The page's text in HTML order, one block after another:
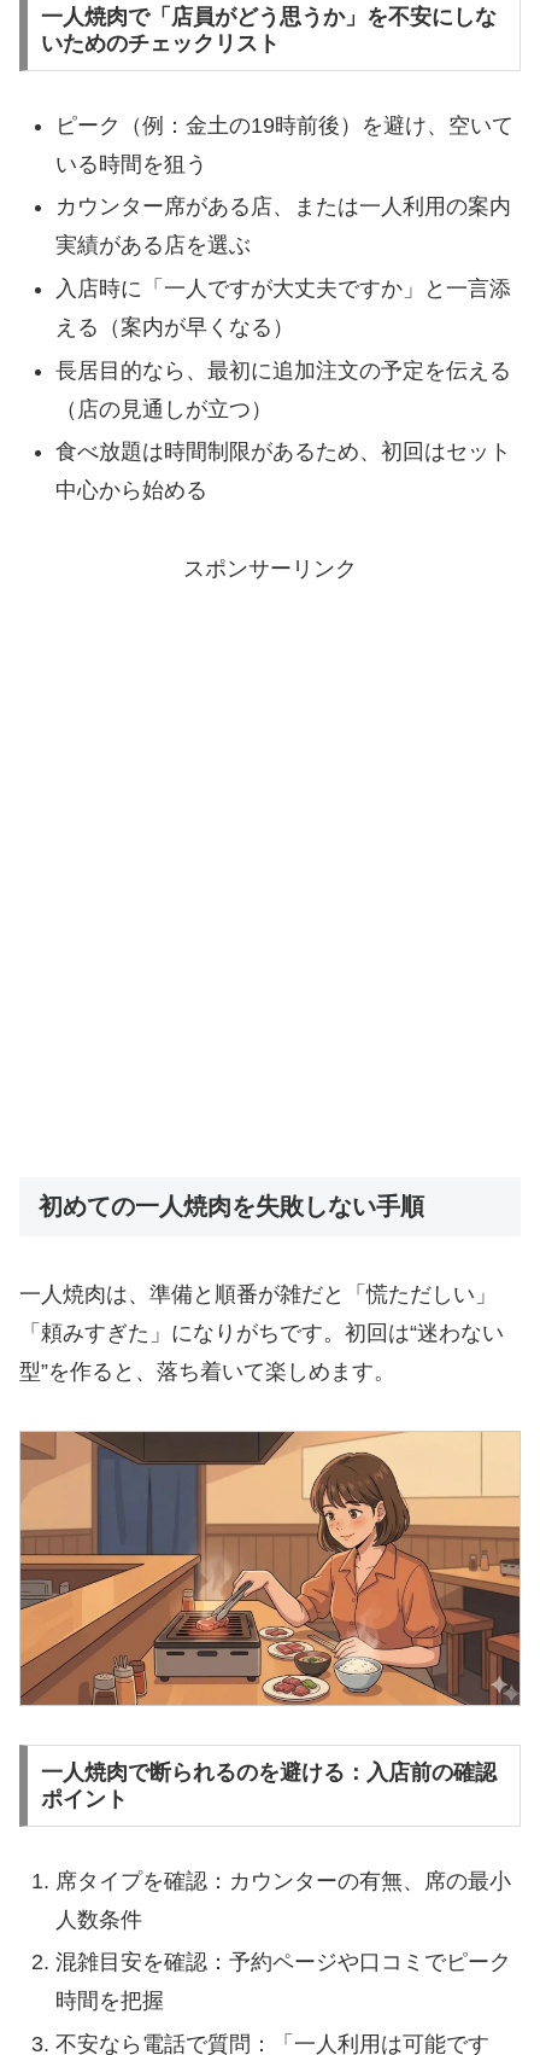
一人焼肉で「店員がどう思うか」を不安にしな
いためのチェックリスト
ピーク（例：金土の19時前後）を避け、空いて
いる時間を狙う
カウンター席がある店、または一人利用の案内
実績がある店を選ぶ
入店時に「一人ですが大丈夫ですか」と一言添
える（案内が早くなる）
長居目的なら、最初に追加注文の予定を伝える
（店の見通しが立つ）
食べ放題は時間制限があるため、初回はセット
中心から始める
スポンサーリンク
初めての一人焼肉を失敗しない手順
一人焼肉は、準備と順番が雑だと「慌ただしい」
「頼みすぎた」になりがちです。初回は“迷わない
型”を作ると、落ち着いて楽しめます。
一人焼肉で断られるのを避ける：入店前の確認
ポイント
席タイプを確認：カウンターの有無、席の最小
人数条件
混雑目安を確認：予約ページや口コミでピーク
時間を把握
不安なら電話で質問：「一人利用は可能です